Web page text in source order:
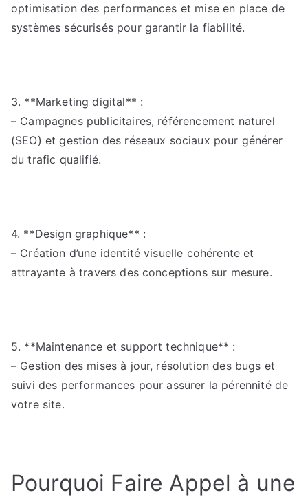
optimisation des performances et mise en place de
systèmes sécurisés pour garantir la fiabilité.
3. **Marketing digital** :
– Campagnes publicitaires, référencement naturel
(SEO) et gestion des réseaux sociaux pour générer
du trafic qualifié.
4. **Design graphique** :
– Création d’une identité visuelle cohérente et
attrayante à travers des conceptions sur mesure.
5. **Maintenance et support technique** :
– Gestion des mises à jour, résolution des bugs et
suivi des performances pour assurer la pérennité de
votre site.
Pourquoi Faire Appel à une